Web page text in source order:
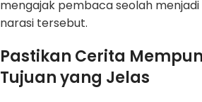
mengajak pembaca seolah
narasi tersebut.
Pastikan Cerita
Tujuan yang Jelas